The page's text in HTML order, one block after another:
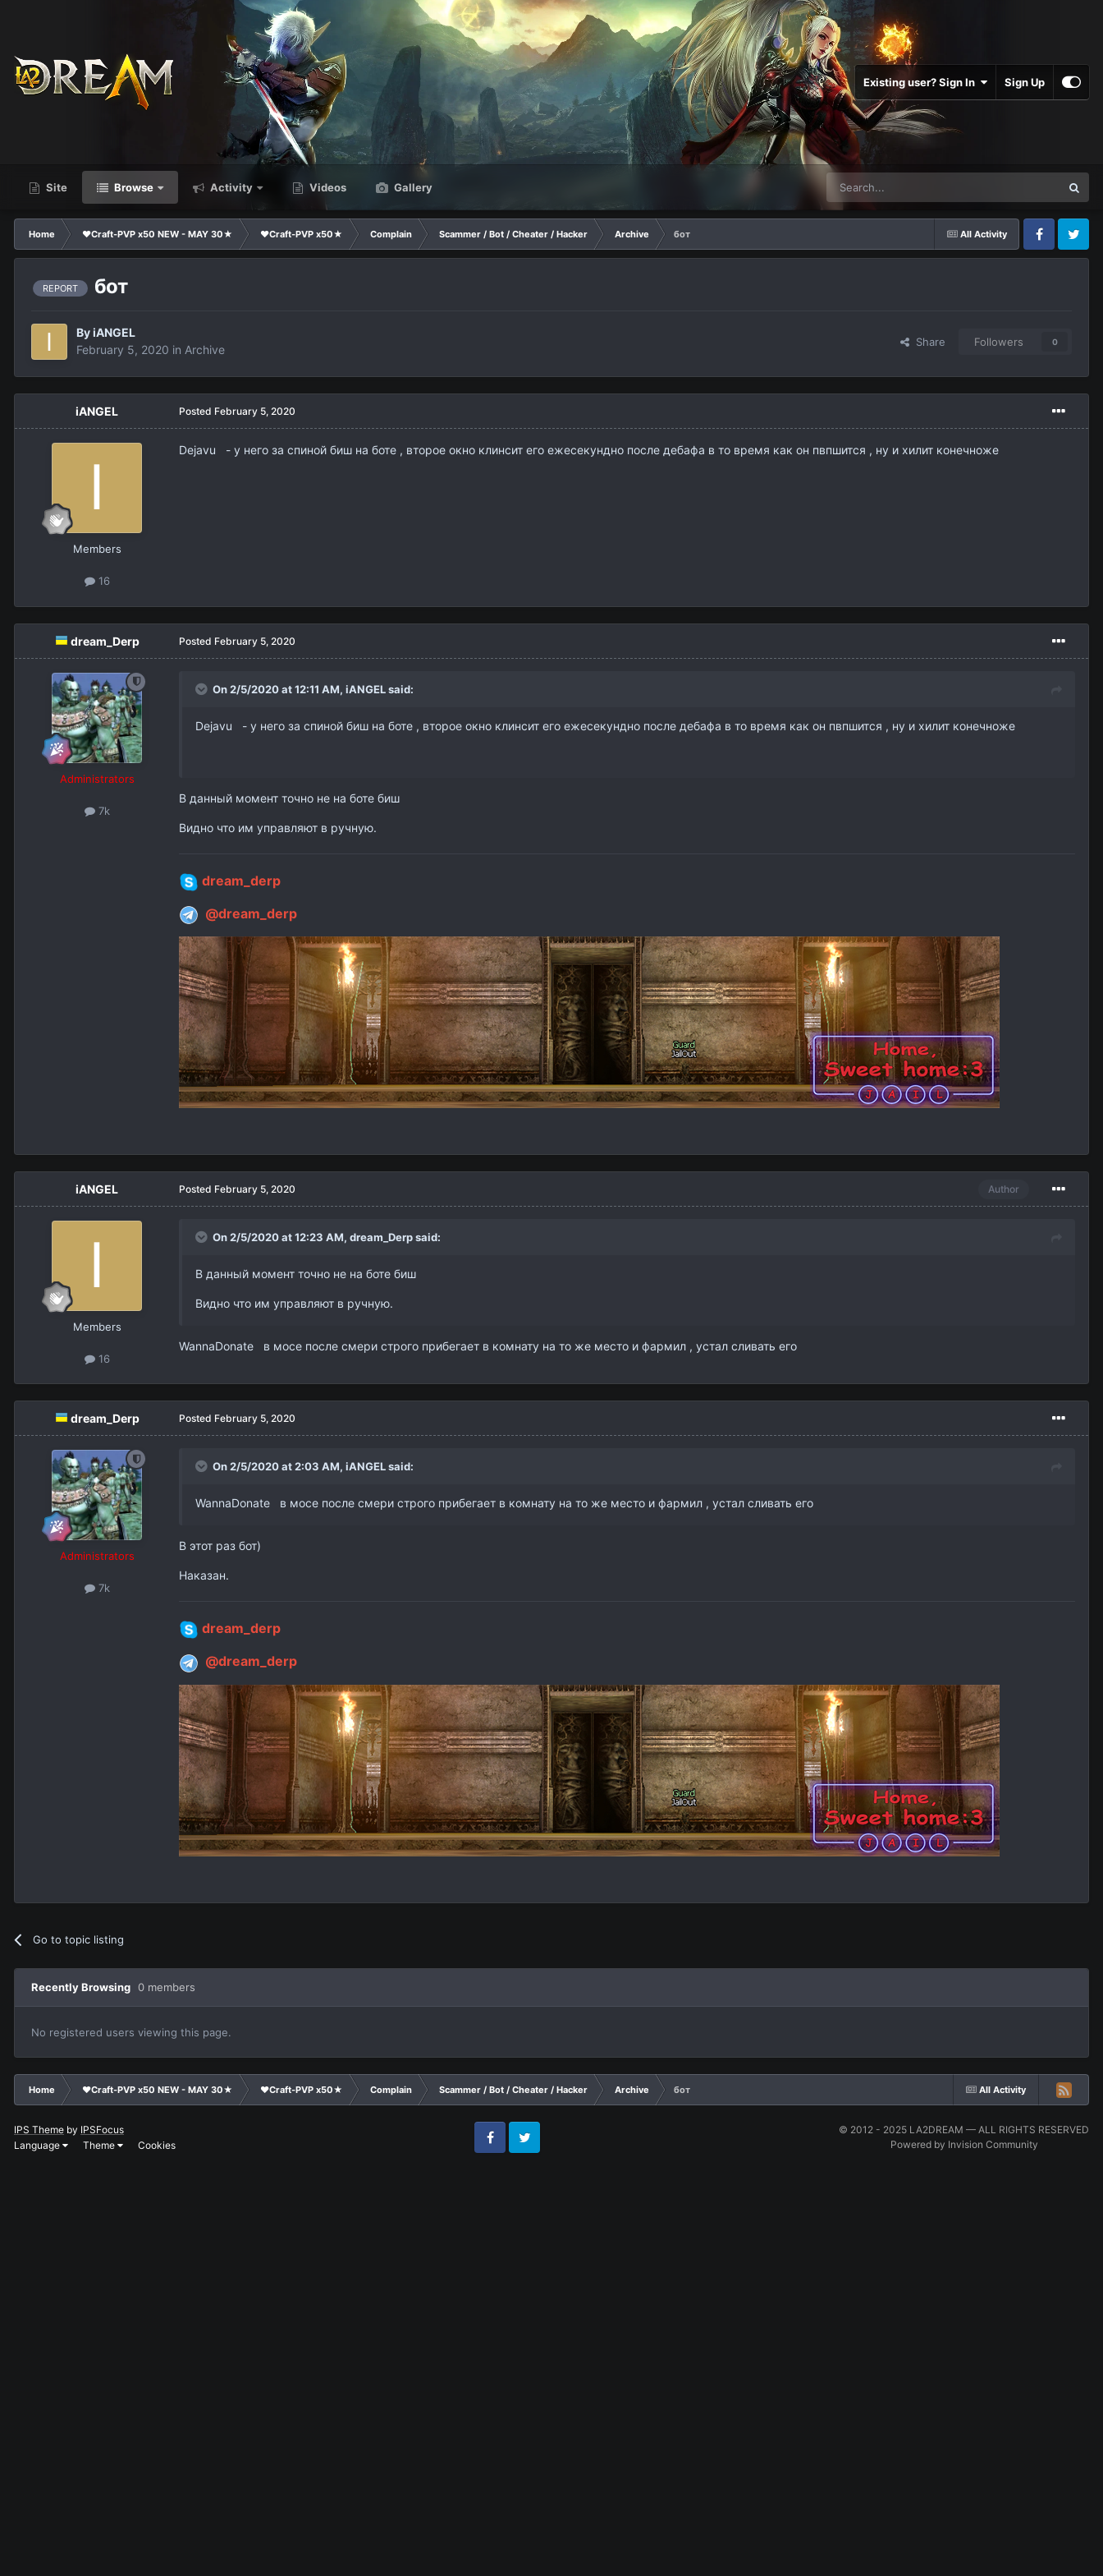
Existing user? Sign In Sign Up
Site Browse Activity Videos Gallery
All Activity
Home ❤Craft-PVP x50 NEW - MAY 30★ ❤Craft-PVP x50★ Complain Scammer / Bot / Cheater / Hacker Archive
бот
FacebookTwitter
REPORT бот
ByiANGEL
February 5, 2020 in Archive
Share Followers 0
iANGEL
Members
16
Posted February 5, 2020
Dejavu - у него за спиной биш на боте , второе окно клинсит его ежесекундно после дебафа в то время как он пвпшится , ну и хилит конечноже
dream_Derp
Administrators
7k
Posted February 5, 2020
On 2/5/2020 at 12:11 AM, iANGELsaid:
Dejavu - у него за спиной биш на боте , второе окно клинсит его ежесекундно после дебафа в то время как он пвпшится , ну и хилит конечноже
В данный момент точно не на боте биш
Видно что им управляют в ручную.
dream_derp
@dream_derp
iANGEL
Members
16
Author
Posted February 5, 2020
On 2/5/2020 at 12:23 AM, dream_Derpsaid:
В данный момент точно не на боте биш
Видно что им управляют в ручную.
WannaDonate в мосе после смери строго прибегает в комнату на то же место и фармил , устал сливать его
dream_Derp
Administrators
7k
Posted February 5, 2020
On 2/5/2020 at 2:03 AM, iANGELsaid:
WannaDonate в мосе после смери строго прибегает в комнату на то же место и фармил , устал сливать его
В этот раз бот)
Наказан.
dream_derp
@dream_derp
Go to topic listing
Recently Browsing 0 members
No registered users viewing this page.
All Activity
Home ❤Craft-PVP x50 NEW - MAY 30★ ❤Craft-PVP x50★ Complain Scammer / Bot / Cheater / Hacker Archive бот
IPS Theme by IPSFocus
Language
Theme Cookies
FacebookTwitter
© 2012 - 2025 LA2DREAM — ALL RIGHTS RESERVED
Powered by Invision Community